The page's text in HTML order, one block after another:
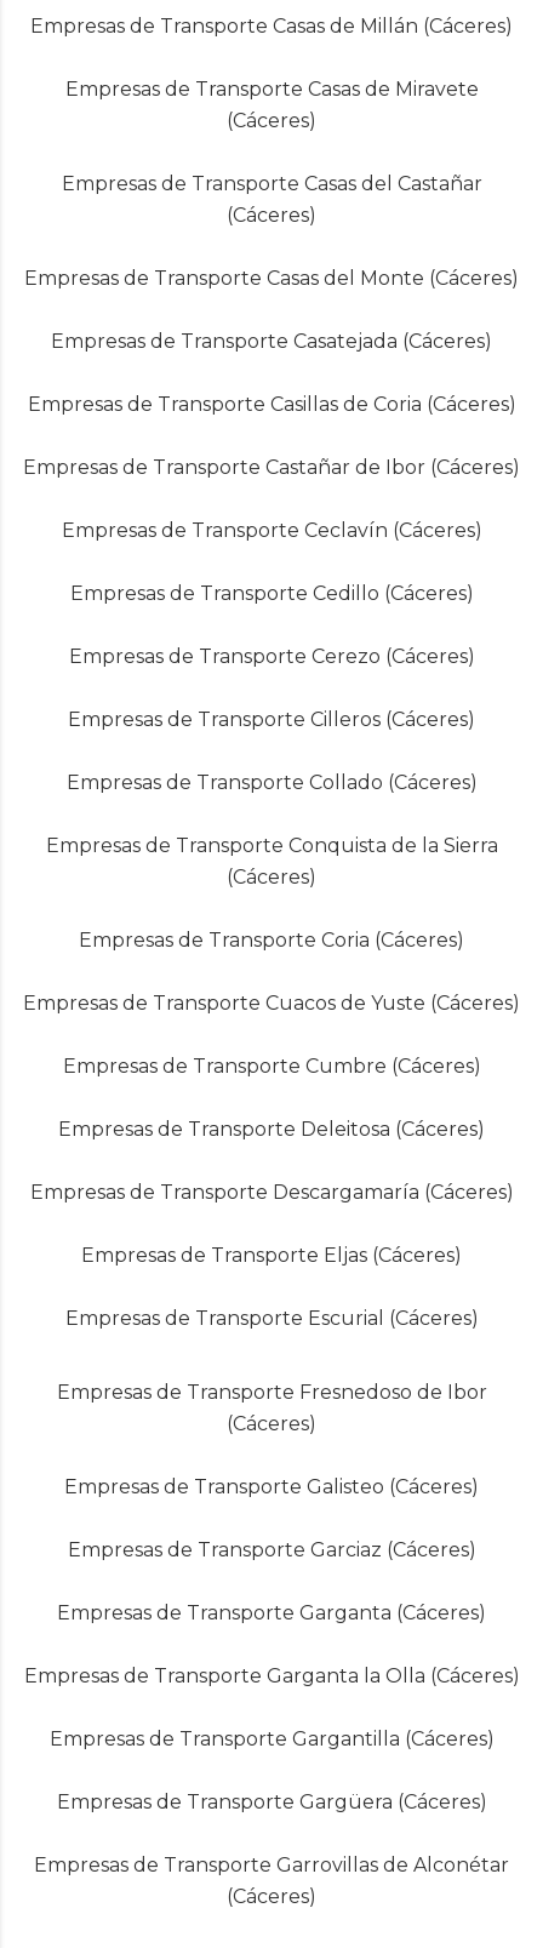
Empresas de Transporte Casas de Millán (Cáceres)
Empresas de Transporte Casas de Miravete
(Cáceres)
Empresas de Transporte Casas del Castañar
(Cáceres)
Empresas de Transporte Casas del Monte (Cáceres)
Empresas de Transporte Casatejada (Cáceres)
Empresas de Transporte Casillas de Coria (Cáceres)
Empresas de Transporte Castañar de Ibor (Cáceres)
Empresas de Transporte Ceclavín (Cáceres)
Empresas de Transporte Cedillo (Cáceres)
Empresas de Transporte Cerezo (Cáceres)
Empresas de Transporte Cilleros (Cáceres)
Empresas de Transporte Collado (Cáceres)
Empresas de Transporte Conquista de la Sierra
(Cáceres)
Empresas de Transporte Coria (Cáceres)
Empresas de Transporte Cuacos de Yuste (Cáceres)
Empresas de Transporte Cumbre (Cáceres)
Empresas de Transporte Deleitosa (Cáceres)
Empresas de Transporte Descargamaría (Cáceres)
Empresas de Transporte Eljas (Cáceres)
Empresas de Transporte Escurial (Cáceres)
Empresas de Transporte Fresnedoso de Ibor
(Cáceres)
Empresas de Transporte Galisteo (Cáceres)
Empresas de Transporte Garciaz (Cáceres)
Empresas de Transporte Garganta (Cáceres)
Empresas de Transporte Garganta la Olla (Cáceres)
Empresas de Transporte Gargantilla (Cáceres)
Empresas de Transporte Gargüera (Cáceres)
Empresas de Transporte Garrovillas de Alconétar
(Cáceres)